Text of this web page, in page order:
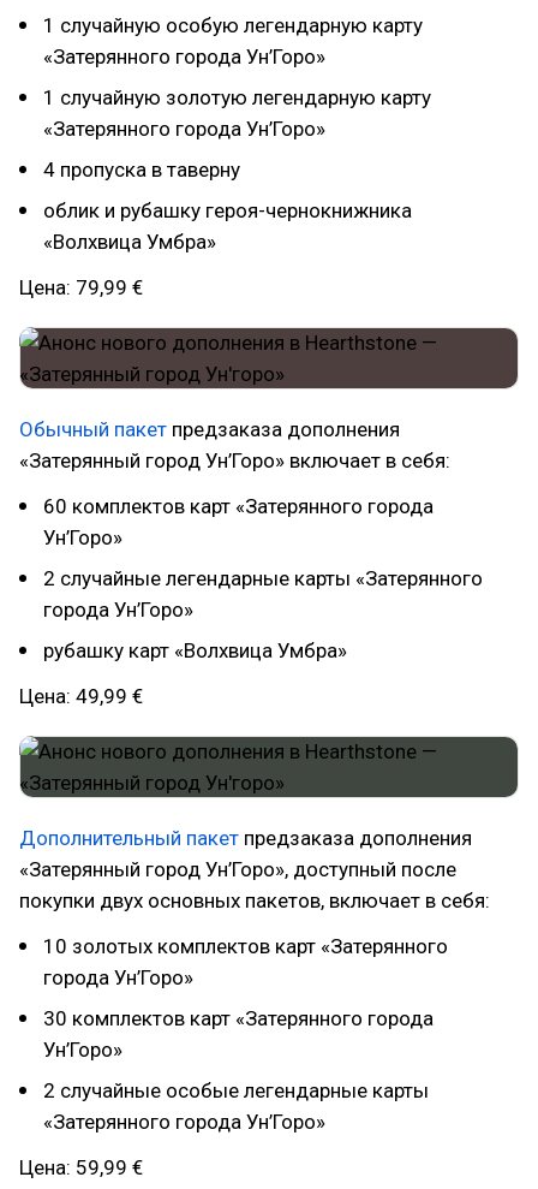
1 случайную особую легендарную карту
«Затерянного города Ун’Горо»
1 случайную золотую легендарную карту
«Затерянного города Ун’Горо»
4 пропуска в таверну
облик и рубашку героя-чернокнижника
«Волхвица Умбра»
Цена: 79,99 €
Обычный пакет предзаказа дополнения
«Затерянный город Ун’Горо» включает в себя:
60 комплектов карт «Затерянного города
Ун’Горо»
2 случайные легендарные карты «Затерянного
города Ун’Горо»
рубашку карт «Волхвица Умбра»
Цена: 49,99 €
Дополнительный пакет предзаказа дополнения
«Затерянный город Ун’Горо», доступный после
покупки двух основных пакетов, включает в себя:
10 золотых комплектов карт «Затерянного
города Ун’Горо»
30 комплектов карт «Затерянного города
Ун’Горо»
2 случайные особые легендарные карты
«Затерянного города Ун’Горо»
Цена: 59,99 €